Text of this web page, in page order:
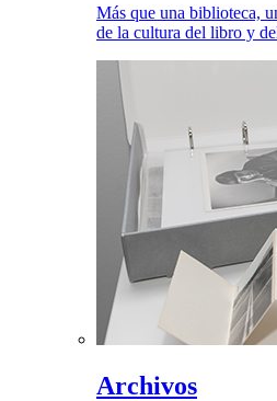
Más que una biblioteca,
de la cultura del libro y
Archivos